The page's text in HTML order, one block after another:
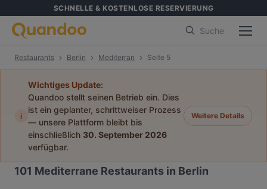
SCHNELLE & KOSTENLOSE RESERVIERUNG
Suche
Restaurants Berlin Mediterran Seite 5
i
Wichtiges Update:
Quandoo stellt seinen Betrieb ein. Dies
ist ein geplanter, schrittweiser Prozess
— unsere Plattform bleibt bis
einschließlich 30. September 2026
verfügbar.
Weitere Details
101 Mediterrane Restaurants in Berlin